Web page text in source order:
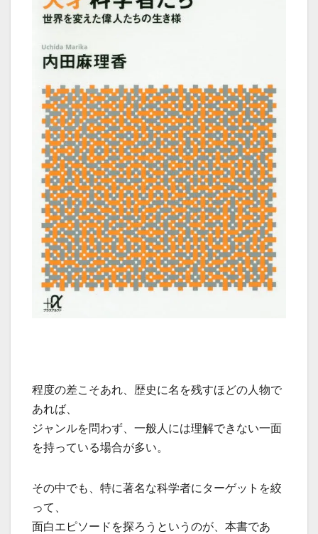
程度の差こそあれ、歴史に名を残すほどの人物で
あれば、
ジャンルを問わず、一般人には理解できない一面
を持っている場合が多い。
その中でも、特に著名な科学者にターゲットを絞
って、
面白エピソードを探ろうというのが、本書であ